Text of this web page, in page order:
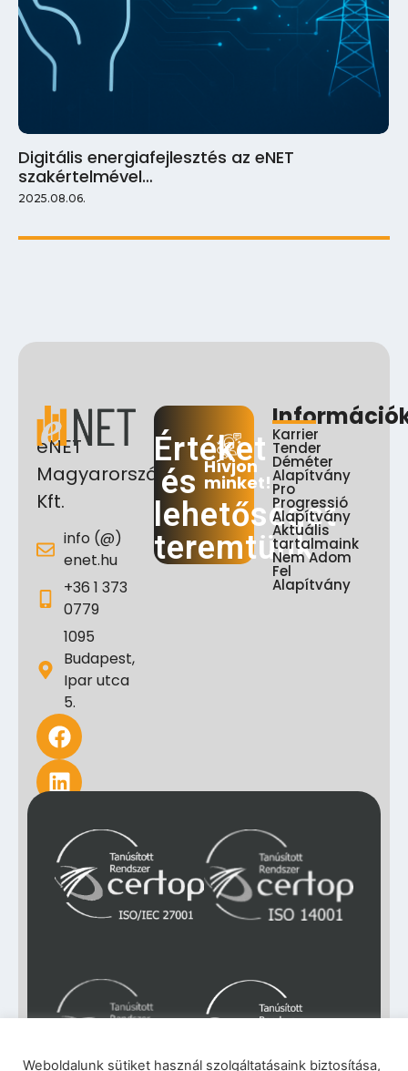
Digitális energiafejlesztés az eNET
szakértelmével…
2025.08.06.
eNET
Magyarország
Kft.
info (@)
enet.hu
+36 1 373
0779
1095
Budapest,
Ipar utca
5.
Értéket
és
lehetőséget
teremtünk
Hívjon
minket!
Karrier
Tender
Déméter
Alapítvány
Pro
Progressió
Alapítvány
Aktuális
tartalmaink
Nem Adom
Fel
Alapítvány
Weboldalunk sütiket használ szolgáltatásaink biztosítása,